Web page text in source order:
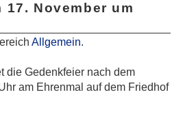
17. November um
Allgemein.
die Gedenkfeier nach dem
am Ehrenmal auf dem Friedhof